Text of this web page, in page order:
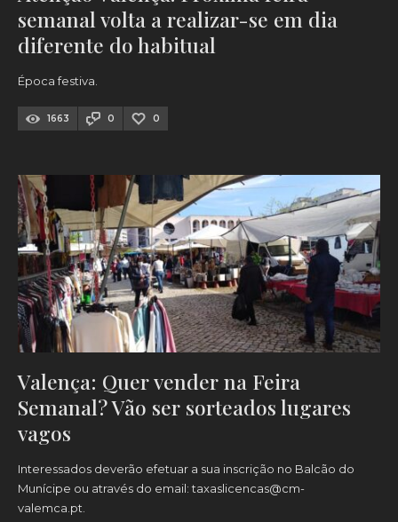
semanal volta a realizar-se em dia
diferente do habitual
Época festiva.
1663 0 0
Valença: Quer vender na Feira
Semanal? Vão ser sorteados lugares
vagos
Interessados deverão efetuar a sua inscrição no Balcão do
Munícipe ou através do email:taxaslicencas@cm-
valemca.pt.